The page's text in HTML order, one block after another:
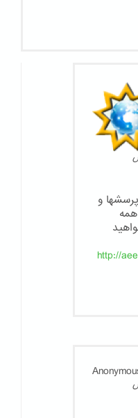
و
http://